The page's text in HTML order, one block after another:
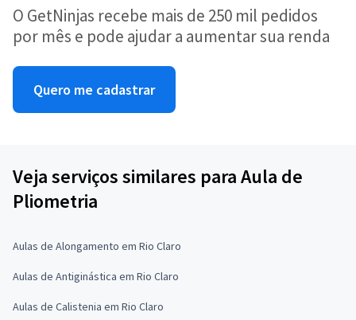
O GetNinjas recebe mais de 250 mil pedidos
por mês e pode ajudar a aumentar sua renda
Quero me cadastrar
Veja serviços similares para Aula de
Pliometria
Aulas de Alongamento em Rio Claro
Aulas de Antiginástica em Rio Claro
Aulas de Calistenia em Rio Claro